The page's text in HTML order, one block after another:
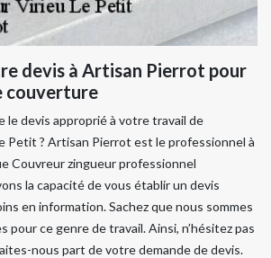
devis à Artisan Pierrot pour
couverture
le devis approprié à votre travail de
Petit ? Artisan Pierrot est le professionnel à
Couvreur zingueur professionnel
la capacité de vous établir un devis
en information. Sachez que nous sommes
pour ce genre de travail. Ainsi, n’hésitez pas
nous part de votre demande de devis.